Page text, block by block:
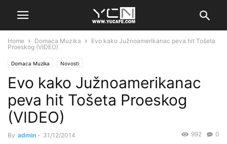
Home Domaca Muzika
Evo kako Južnoamerikanac peva hit Tošeta
Proeskog (VIDEO)
Domaca Muzika Novosti
Evo kako Južnoamerikanac
peva hit Tošeta Proeskog
(VIDEO)
By admin - 31/12/2014 0
992